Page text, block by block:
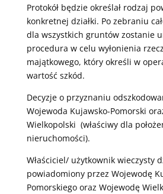
Protokół będzie określał rodzaj
konkretnej działki. Po zebraniu
dla wszystkich gruntów zostanie
procedura w celu wyłonienia
majątkowego, który określi w
wartość szkód.
Decyzje o przyznaniu
Wojewoda Kujawsko-Pomorski
Wielkopolski (właściwy dla
nieruchomości).
Właściciel/ użytkownik wieczysty
powiadomiony przez Wojewodę
Pomorskiego oraz Wojewodę